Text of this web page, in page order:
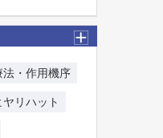
法・作用機序
リハット